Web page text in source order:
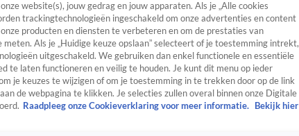
website(s), jouw gedrag en jouw apparaten. Als je „Alle cookies
trackingtechnologieën ingeschakeld om onze advertenties en content
producten en diensten te verbeteren en om de prestaties van
Als je „Huidige keuze opslaan” selecteert of je toestemming intrekt,
uitgeschakeld. We gebruiken dan enkel functionele en essentiële
te laten functioneren en veilig te houden. Je kunt dit menu op ieder
je keuzes te wijzigen of om je toestemming in te trekken door op de link
de webpagina te klikken. Je selecties zullen overal binnen onze Digitale
Raadpleeg onze Cookieverklaring voor meer informatie.
Bekijk hier